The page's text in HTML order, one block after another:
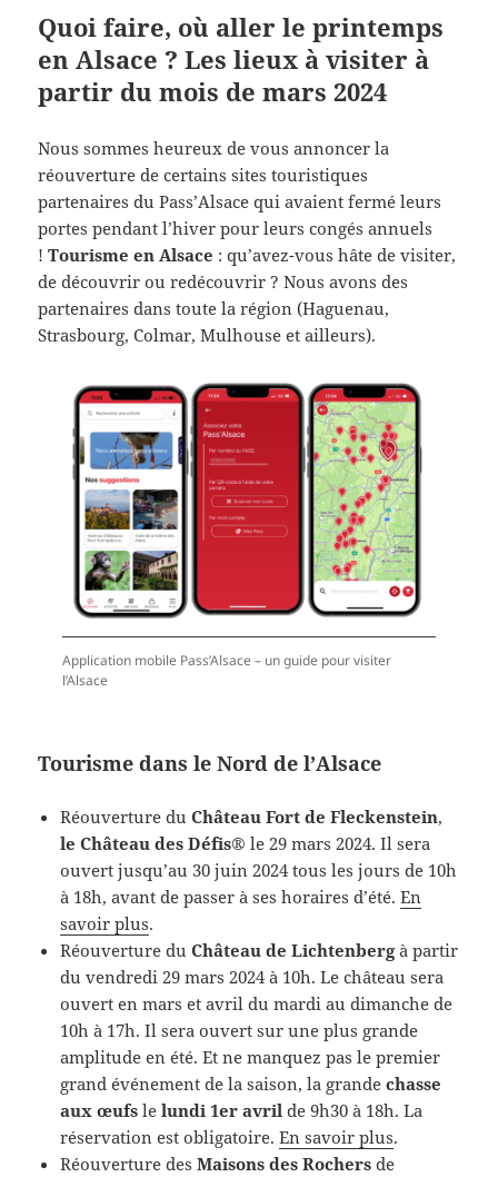
Quoi faire, où aller le printemps
en Alsace ? Les lieux à visiter à
partir du mois de mars 2024
Nous sommes heureux de vous annoncer la
réouverture de certains sites touristiques
partenaires du Pass’Alsace qui avaient fermé leurs
portes pendant l’hiver pour leurs congés annuels
!Tourisme en Alsace : qu’avez-vous hâte de visiter,
de découvrir ou redécouvrir ? Nous avons des
partenaires dans toute la région (Haguenau,
Strasbourg, Colmar, Mulhouse et ailleurs).
Application mobile Pass’Alsace – un guide pour visiter
l’Alsace
Tourisme dans le Nord de l’Alsace
Réouverture duChâteau Fort de Fleckenstein,
le Château des Défis® le 29 mars 2024. Il sera
ouvert jusqu’au 30 juin 2024 tous les jours de 10h
à 18h, avant de passer à ses horaires d’été.En
savoir plus.
Réouverture duChâteau de Lichtenbergà partir
du vendredi 29 mars 2024 à 10h. Le château sera
ouvert en mars et avril du mardi au dimanche de
10h à 17h. Il sera ouvert sur une plus grande
amplitude en été. Et ne manquez pas le premier
grand événement de la saison, la grande chasse
aux œufs le lundi 1er avril de 9h30 à 18h. La
réservation est obligatoire.En savoir plus.
Réouverture desMaisons des Rochers de